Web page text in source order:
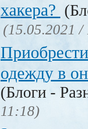
хакера?
(15.05.2021 /
одежду в
(Блоги -
11:18)